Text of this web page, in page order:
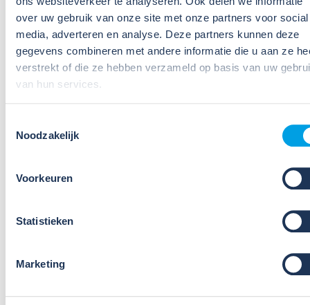
over uw gebruik van onze site met onze partners voor social
media, adverteren en analyse. Deze partners kunnen deze
gegevens combineren met andere informatie die u aan ze
verstrekt of die ze hebben verzameld op basis van uw
van hun services.
Noodzakelijk
Voorkeuren
Statistieken
Marketing
23
Nov
2026
Online workshop nieuwe RI&E-
tool: Werken met CHEPP (23
Sinds 1 oktober 2024 kunnen bedrijven die zijn
voor de Installatietechniek. Het opstellen van een
Lees verder